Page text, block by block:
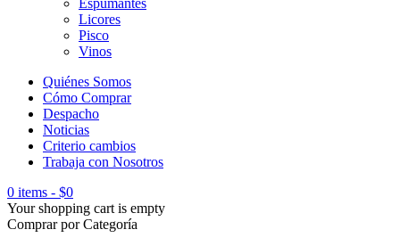
Espumantes
Licores
Pisco
Vinos
Quiénes Somos
Cómo Comprar
Despacho
Noticias
Criterio cambios
Trabaja con Nosotros
0 items - $0
Your shopping cart is empty
Comprar por Categoría